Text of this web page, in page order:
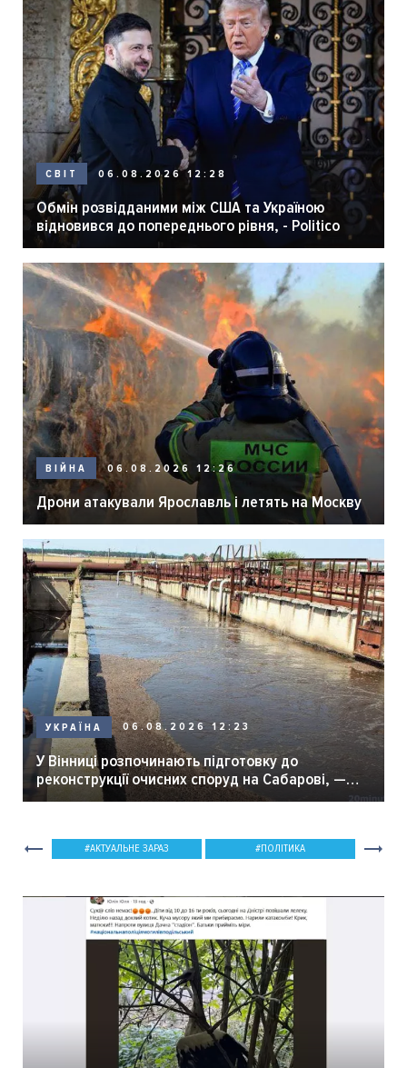
СВІТ 06.08.2026 12:28
Обмін розвідданими між США та Україною
відновився до попереднього рівня, - Politico
ВІЙНА 06.08.2026 12:26
Дрони атакували Ярославль і летять на Москву
УКРАЇНА 06.08.2026 12:23
У Вінниці розпочинають підготовку до
реконструкції очисних споруд на Сабарові, —
мер Вінниці.
АКТУАЛЬНЕ ЗАРАЗ ПОЛІТИКА